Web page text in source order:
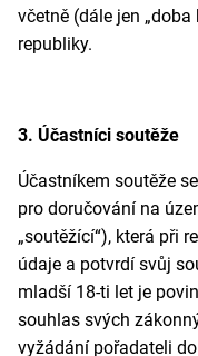
včetně (dále jen
republiky.
3. Účastníci soutěže
Účastníkem soutěže
pro doručování na
„soutěžící“), která při
údaje a potvrdí svůj
mladší 18-ti let je
souhlas svých
vyžádání pořadateli